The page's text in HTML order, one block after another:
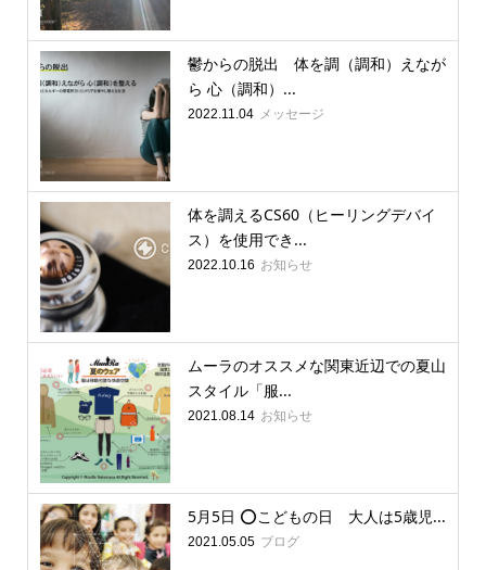
鬱からの脱出 体を調（調和）えなが
ら 心（調和）...
2022.11.04 メッセージ
体を調えるCS60（ヒーリングデバイ
ス）を使用でき...
2022.10.16 お知らせ
ムーラのオススメな関東近辺での夏山
スタイル「服...
2021.08.14 お知らせ
5月5日 ⭕️こどもの日 大人は5歳児...
2021.05.05 ブログ